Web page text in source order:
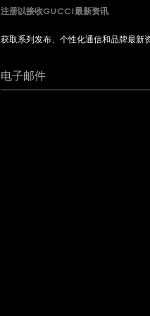
注册以接收GUCCI最新资讯
获取系列发布、个性化通信和品牌最新
电子邮件